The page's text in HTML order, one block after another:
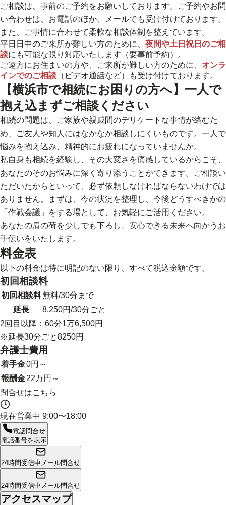
ご相談は、事前のご予約をお願いしております。ご予約やお問
い合わせは、お電話のほか、メールでも受け付けております。
また、ご事情に合わせて柔軟な相談体制を整えています。
平日日中のご来所が難しい方のために、 夜間や土日祝日のご相
談にも可能な限り対応いたします（要事前予約）。
ご遠方にお住まいの方や、ご来所が難しい方のために、 オンラ
インでのご相談 （ビデオ通話など）も受け付けております。
【横浜市で相続にお困りの方へ】一人で
抱え込まずご相談ください
相続の問題は、ご家族や親戚間のデリケートな事情が絡むた
め、ご友人や知人にはなかなか相談しにくいものです。一人で
悩みを抱え込み、精神的にお疲れになっていませんか。
私自身も相続を経験し、その大変さを痛感しているからこそ、
あなたのそのお悩みに深く寄り添うことができます。
ご相談い
ただいたからといって、必ず依頼しなければならないわけでは
ありません。まずは、今の状況を整理し、今後どうすべきかの
「作戦会議」をする場として、 お気軽にご活用ください。
あなたの肩の荷を少しでも下ろし、安心できる未来へ向かうお
手伝いをいたします。
料金表
以下の料金は特に明記のない限り、すべて税込金額です。
初回相談料
初回相談料無料/30分まで
延長
8,250円/30分ごと
2回目以降：60分1万6,500円
※延長30分ごと8250円
弁護士費用
着手金0円～
報酬金22万円～
問合せはこちら
現在営業中 9:00〜18:00
電話問合せ
電話番号を表示
24時間受信中 メール問合せ
24時間受信中 メール問合せ
アクセスマップ